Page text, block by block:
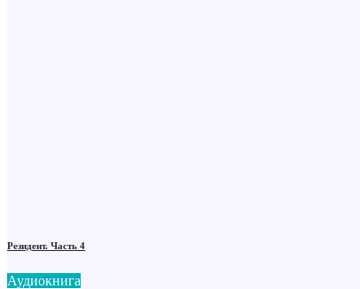
Резидент. Часть 4
Аудиокнига